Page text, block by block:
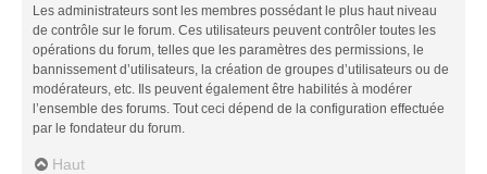
Les administrateurs sont les membres possédant le plus haut niveau
de contrôle sur le forum. Ces utilisateurs peuvent contrôler toutes les
opérations du forum, telles que les paramètres des permissions, le
bannissement d’utilisateurs, la création de groupes d’utilisateurs ou de
modérateurs, etc. Ils peuvent également être habilités à modérer
l’ensemble des forums. Tout ceci dépend de la configuration effectuée
par le fondateur du forum.
Haut